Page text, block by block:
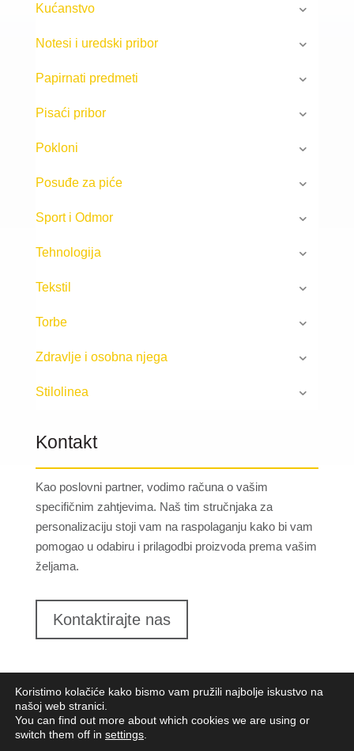
Kućanstvo
Notesi i uredski pribor
Papirnati predmeti
Pisaći pribor
Pokloni
Posuđe za piće
Sport i Odmor
Tehnologija
Tekstil
Torbe
Zdravlje i osobna njega
Stilolinea
Kontakt
Kao poslovni partner, vodimo računa o vašim
specifičnim zahtjevima. Naš tim stručnjaka za
personalizaciju stoji vam na raspolaganju kako bi vam
pomogao u odabiru i prilagodbi proizvoda prema vašim
željama.
Kontaktirajte nas
Lungomare d.o.o.2023. Sva prava pridržana |
Koristimo kolačiće kako bismo vam pružili najbolje iskustvo na
našoj web stranici.
You can find out more about which cookies we are using or
switch them off in settings